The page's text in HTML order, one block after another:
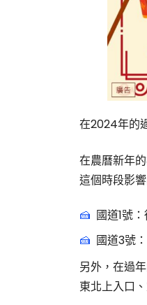
在2024年的
在農曆新年
這個時段影
國道1號
國道3號
另外，在過
東北上入口